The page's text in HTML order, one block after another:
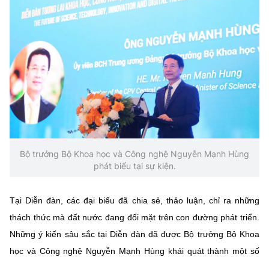
Năng lượng nguyên tử
Tin tổng hợp
Tin địa phương
Chuyển đổi số
Sở hữu trí tuệ
Tiêu chuẩn, đo lường, chất lượng
Năng lượng nguyên tử
Videos
Infographic
Ảnh
Voice
Nhiệm vụ trọng tâm
Chọn ngôn ngữ
BỘ KHOA HỌC VÀ CÔNG NGHỆ
MINISTRY OF SCIENCE AND TECHNOLOGY
Bộ trưởng Bộ Khoa học và Công nghệ Nguyễn Mạnh Hùng
phát biểu tại sự kiện.
Tại Diễn đàn, các đại biểu đã chia sẻ, thảo luận, chỉ ra những
thách thức mà đất nước đang đối mặt trên con đường phát triển.
Những ý kiến sâu sắc tại Diễn đàn đã được Bộ trưởng Bộ Khoa
học và Công nghệ Nguyễn Mạnh Hùng khái quát thành một số